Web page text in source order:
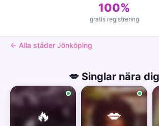
100%
gratis registrering
← Alla städer Jönköping
💋 Singlar nära dig
🔥 💋